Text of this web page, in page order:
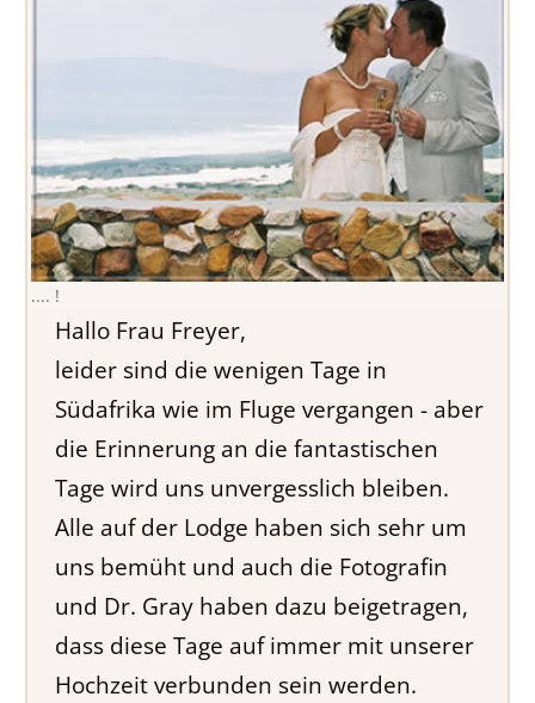
.... !
Hallo Frau Freyer,
leider sind die wenigen Tage in
Südafrika wie im Fluge vergangen - aber
die Erinnerung an die fantastischen
Tage wird uns unvergesslich bleiben.
Alle auf der Lodge haben sich sehr um
uns bemüht und auch die Fotografin
und Dr. Gray haben dazu beigetragen,
dass diese Tage auf immer mit unserer
Hochzeit verbunden sein werden.